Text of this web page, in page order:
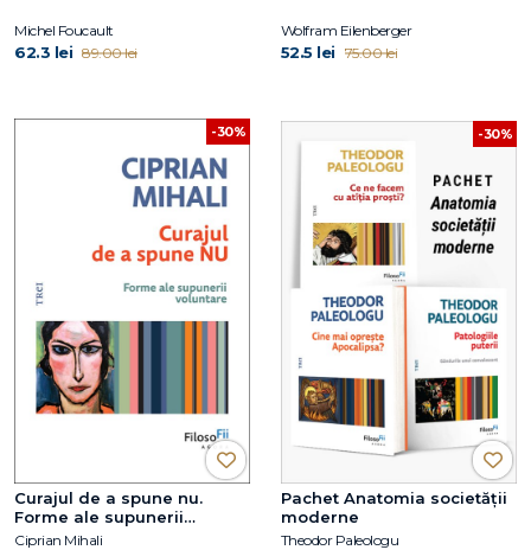
Michel Foucault
62.3 lei 89.00 lei
Wolfram Eilenberger
52.5 lei 75.00 lei
-30%
Curajul de a spune nu.
Forme ale supunerii
voluntare
Ciprian Mihali
-30%
Pachet Anatomia societății
moderne
Theodor Paleologu